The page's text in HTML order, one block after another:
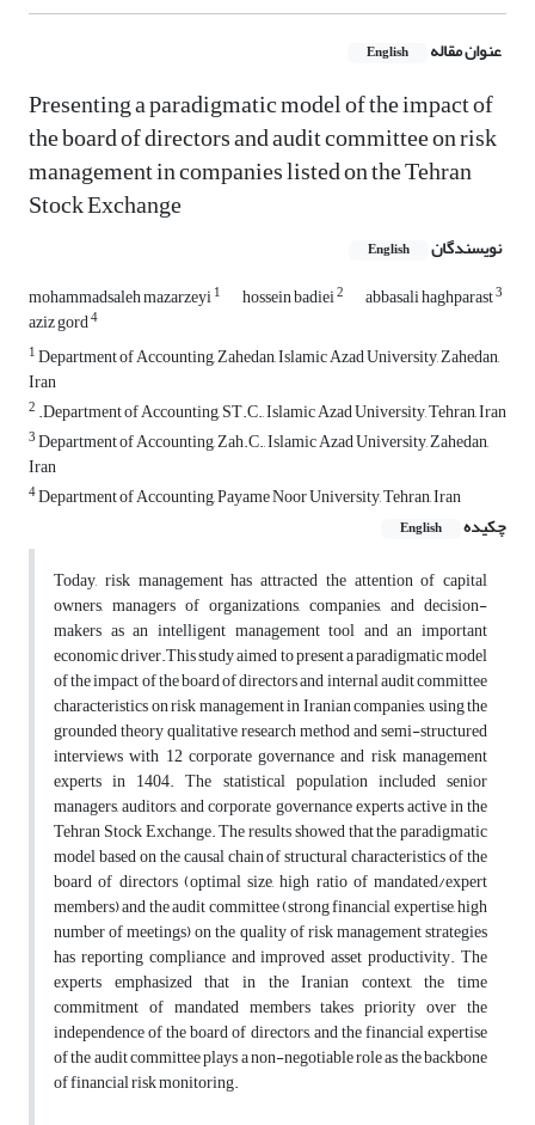
عنوان مقاله English
Presenting a paradigmatic model of the impact of
the board of directors and audit committee on risk
management in companies listed on the Tehran
Stock Exchange
نویسندگان English
mohammadsaleh mazarzeyi1 hossein badiei2 abbasali haghparast3
aziz gord4
1Department of Accounting, Zahedan, Islamic Azad University, Zahedan,
Iran
2 .Department of Accounting, ST.C., Islamic Azad University, Tehran, Iran
3Department of Accounting, Zah.C., Islamic Azad University, Zahedan,
Iran
4Department of Accounting, Payame Noor University, Tehran, Iran
چکیده
English
Today, risk management has attracted the attention of capital
owners, managers of organizations, companies, and decision-
makers as an intelligent management tool and an important
economic driver.This study aimed to present a paradigmatic model
of the impact of the board of directors and internal audit committee
characteristics on risk management in Iranian companies, using the
grounded theory qualitative research method and semi-structured
interviews with 12 corporate governance and risk management
experts in 1404. The statistical population included senior
managers, auditors, and corporate governance experts active in the
Tehran Stock Exchange. The results showed that the paradigmatic
model based on the causal chain of structural characteristics of the
board of directors (optimal size, high ratio of mandated/expert
members) and the audit committee (strong financial expertise, high
number of meetings) on the quality of risk management strategies
has reporting compliance and improved asset productivity. The
experts emphasized that in the Iranian context, the time
commitment of mandated members takes priority over the
independence of the board of directors, and the financial expertise
of the audit committee plays a non-negotiable role as the backbone
of financial risk monitoring.